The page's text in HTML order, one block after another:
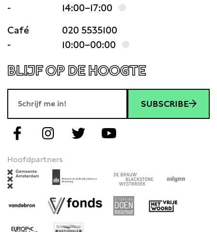
-
14:00–17:00
Café
020 5535100
-
10:00–00:00
BLIJF OP DE HOOGTE
SUBSCRIBE
Hoofdpartners